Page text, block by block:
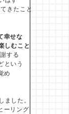
きたこと
幸せな
しむこと
する
という
め
ました。
ーリング